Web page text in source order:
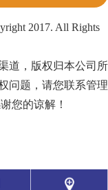
2017. All Rights
道，版权归本公司所
问题，请您联系管理
您的谅解！